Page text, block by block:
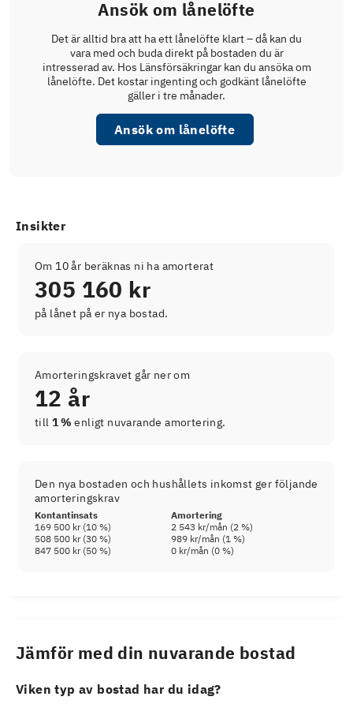
Ansök om lånelöfte
Det är alltid bra att ha ett lånelöfte klart – då kan du
vara med och buda direkt på bostaden du är
intresserad av. Hos Länsförsäkringar kan du ansöka om
lånelöfte. Det kostar ingenting och godkänt lånelöfte
gäller i tre månader.
Ansök om lånelöfte
Insikter
Om 10 år beräknas ni ha amorterat
305 160 kr
på lånet på er nya bostad.
Amorteringskravet går ner om
12 år
till 1 % enligt nuvarande amortering.
Den nya bostaden och hushållets inkomst ger följande
amorteringskrav
Kontantinsats
Amortering
169 500 kr(10 %) 2 543 kr/mån (2 %)
508 500 kr(30 %) 989 kr/mån (1 %)
847 500 kr(50 %) 0 kr/mån (0 %)
Jämför med din nuvarande bostad
Viken typ av bostad har du idag?